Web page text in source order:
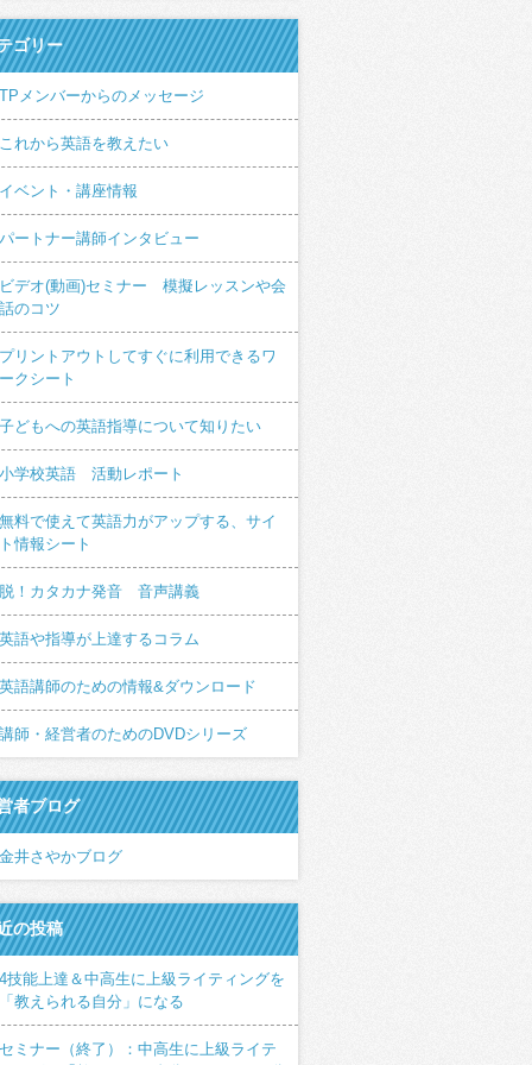
ゴリー
メンバーからのメッセージ
れから英語を教えたい
ベント・講座情報
ートナー講師インタビュー
デオ(動画)セミナー 模擬レッスンや会
のコツ
リントアウトしてすぐに利用できるワ
クシート
どもへの英語指導について知りたい
学校英語 活動レポート
料で使えて英語力がアップする、サイ
情報シート
！カタカナ発音 音声講義
語や指導が上達するコラム
語講師のための情報&ダウンロード
師・経営者のためのDVDシリーズ
者ブログ
井さやかブログ
の投稿
技能上達＆中高生に上級ライティングを
教えられる自分」になる
ミナー（終了）：中高生に上級ライテ